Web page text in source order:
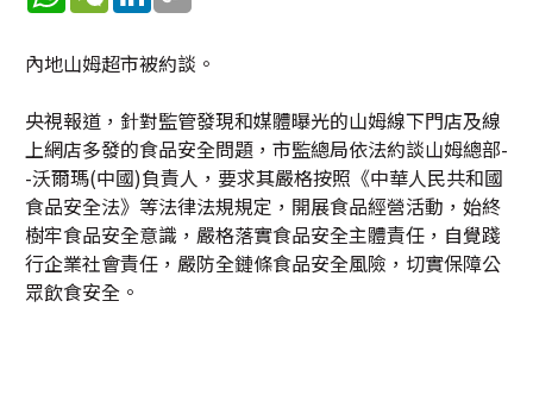
內地山姆超市被約談。
央視報道，針對監管發現和媒體曝光的山姆線下門店及線
上網店多發的食品安全問題，市監總局依法約談山姆總部-
-沃爾瑪(中國)負責人，要求其嚴格按照《中華人民共和國
食品安全法》等法律法規規定，開展食品經營活動，始終
樹牢食品安全意識，嚴格落實食品安全主體責任，自覺踐
行企業社會責任，嚴防全鏈條食品安全風險，切實保障公
眾飲食安全。